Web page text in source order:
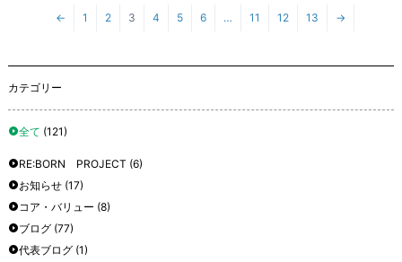
← 1 2 3 4 5 6 … 11 12 13 →
カテゴリー
全て (121)
RE:BORN PROJECT (6)
お知らせ(17)
コア・バリュー (8)
ブログ(77)
代表ブログ(1)